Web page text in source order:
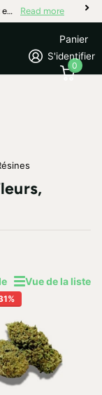
Livraison offerte dès 50 € d’achat partout en France Read more
S'identifier
Panier
0
Vue de la liste